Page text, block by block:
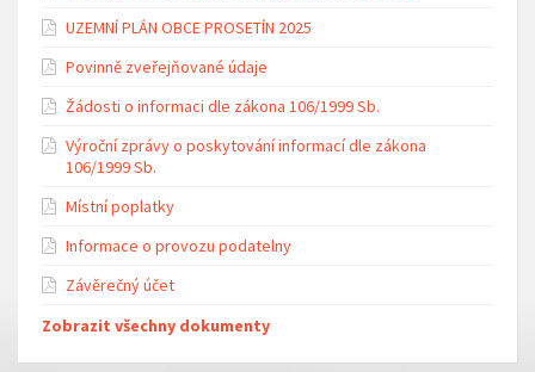
UZEMNÍ PLÁN OBCE PROSETÍN 2025
Povinně zveřejňované údaje
Žádosti o informaci dle zákona 106/1999 Sb.
Výroční zprávy o poskytování informací dle zákona
106/1999 Sb.
Místní poplatky
Informace o provozu podatelny
Závěrečný účet
Zobrazit všechny dokumenty